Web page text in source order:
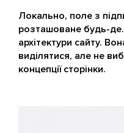
Локально, поле з
розташоване будь-
архітектури сайту.
виділятися, але не
концепції сторінки.